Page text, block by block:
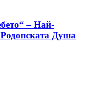
– Най-
Душа